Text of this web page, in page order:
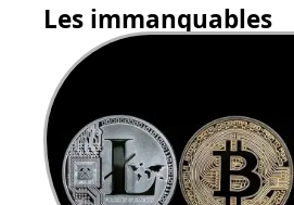
Les immanquables